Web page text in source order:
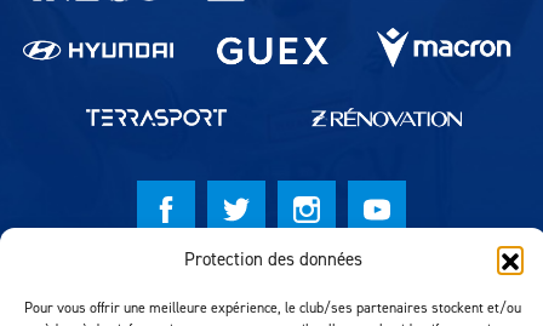
Protection des données
Pour vous offrir une meilleure expérience, le club/ses partenaires stockent et/ou
Réalisation MTM Agency